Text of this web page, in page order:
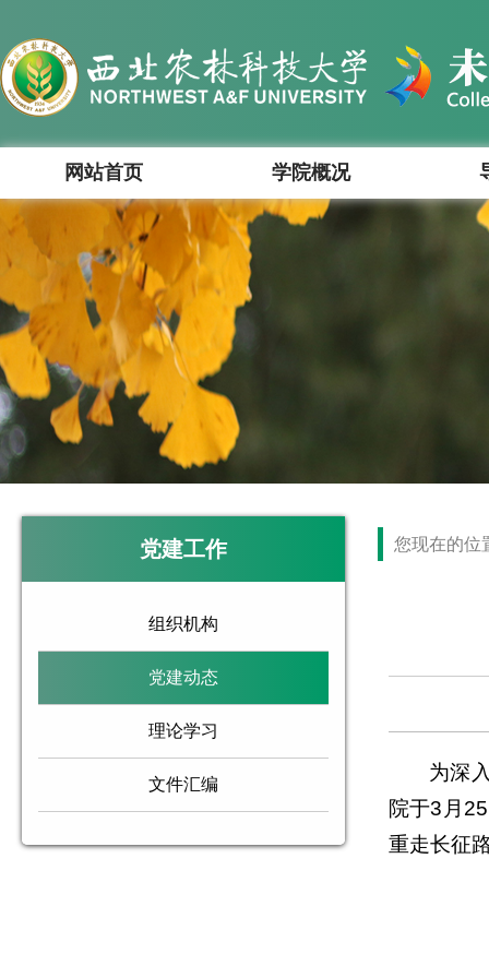
网站首页 学院概况
党建工作
组织机构
党建动态
理论学习
文件汇编
您现在的位
为深
院于3月
重走长征